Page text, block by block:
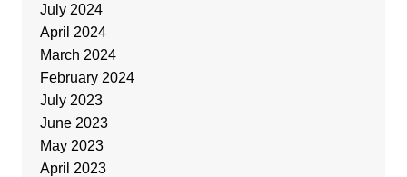
July 2024
April 2024
March 2024
February 2024
July 2023
June 2023
May 2023
April 2023